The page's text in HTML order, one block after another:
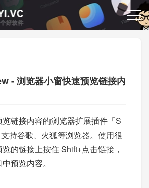
- 浏览器小窗快速预览链接内
链接内容的浏览器扩展插件「S
持谷歌、火狐等浏览器。使用很
的链接上按住 Shift+点击链接，
预览内容。